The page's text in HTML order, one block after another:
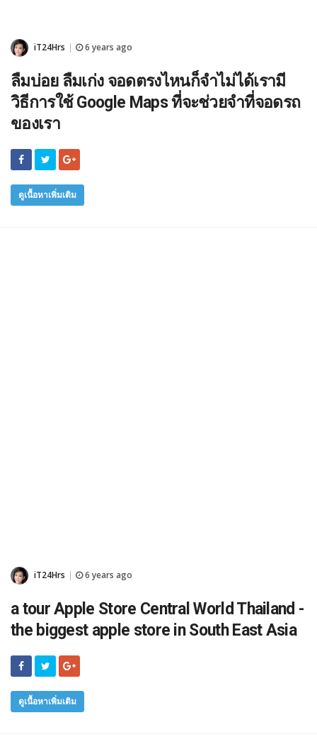
iT24Hrs 6 years ago
ลืมบ่อย ลืมเก่ง จอดตรงไหนก็จำไม่ได้เรามี
วิธีการใช้ Google Maps ที่จะช่วยจำที่จอดรถ
ของเรา
ดูเนื้อหาเพิ่มเติม
iT24Hrs 6 years ago
a tour Apple Store Central World Thailand -
the biggest apple store in South East Asia
ดูเนื้อหาเพิ่มเติม